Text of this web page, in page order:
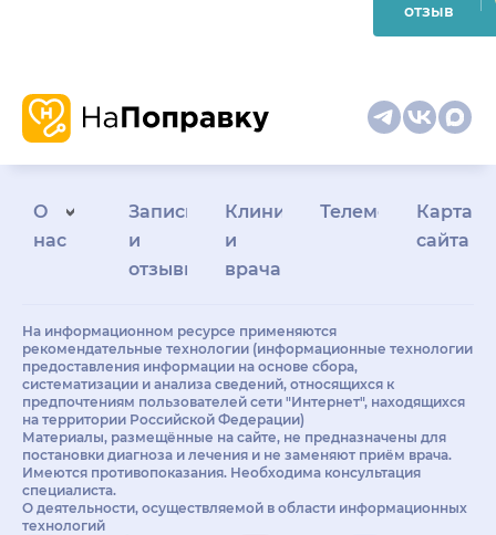
отзыв
О
нас
Запись
и
отзывы
Клиникам
и
врачам
Телемедицина
Карта
сайта
На информационном ресурсе применяются
рекомендательные технологии (информационные технологии
предоставления информации на основе сбора,
систематизации и анализа сведений, относящихся к
предпочтениям пользователей сети "Интернет", находящихся
на территории Российской Федерации)
Материалы, размещённые на сайте, не предназначены для
постановки диагноза и лечения и не заменяют приём врача.
Имеются противопоказания. Необходима консультация
специалиста.
О деятельности, осуществляемой в области информационных
технологий